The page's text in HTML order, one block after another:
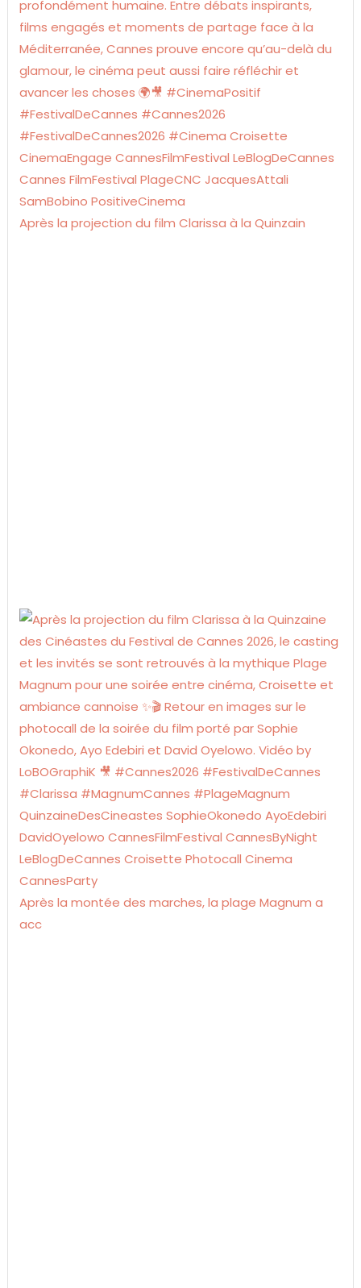
Après la projection du film Clarissa à la Quinzain
Après la montée des marches, la plage Magnum a
acc